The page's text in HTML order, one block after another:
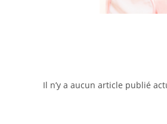
Il n’y a aucun article publié